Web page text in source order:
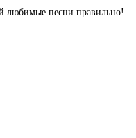
любимые песни правильно!